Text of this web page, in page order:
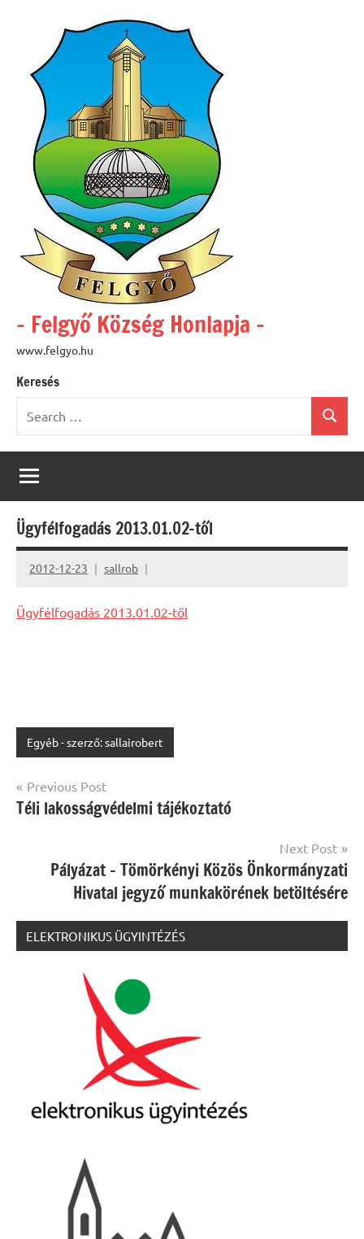
– Felgyő Község Honlapja –
www.felgyo.hu
Keresés
for:
Search
Ügyfélfogadás 2013.01.02-től
2012-12-23 sallrob
Ügyfélfogadás 2013.01.02-től
Egyéb - szerző: sallairobert
Bejegyzés
navigáció
Previous Post
Téli lakosságvédelmi tájékoztató
Next Post
Pályázat – Tömörkényi Közös Önkormányzati
Hivatal jegyző munkakörének betöltésére
ELEKTRONIKUS ÜGYINTÉZÉS